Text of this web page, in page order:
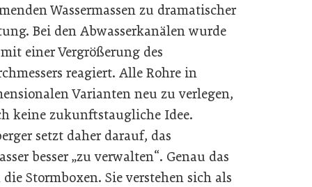
Wassermassen zu dramatischer
Bei den Abwasserkanälen wurde
einer Vergrößerung des
reagiert. Alle Rohre in
Varianten neu zu verlegen,
keine zukunftstaugliche Idee.
setzt daher darauf, das
besser „zu verwalten“. Genau das
Stormboxen. Sie verstehen sich als